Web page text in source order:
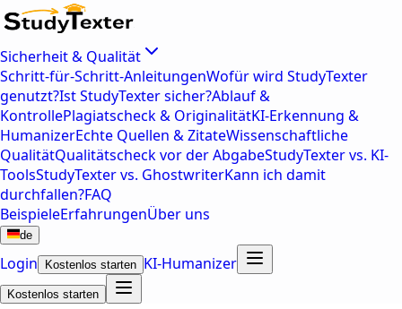
Sicherheit & Qualität
Schritt-für-Schritt-AnleitungenWofür wird StudyTexter
genutzt?Ist StudyTexter sicher?Ablauf &
KontrollePlagiatscheck & OriginalitätKI-Erkennung &
HumanizerEchte Quellen & ZitateWissenschaftliche
QualitätQualitätscheck vor der AbgabeStudyTexter vs. KI-
ToolsStudyTexter vs. GhostwriterKann ich damit
durchfallen?FAQ
BeispieleErfahrungenÜber uns
de
Login Kostenlos starten KI-Humanizer
Kostenlos starten